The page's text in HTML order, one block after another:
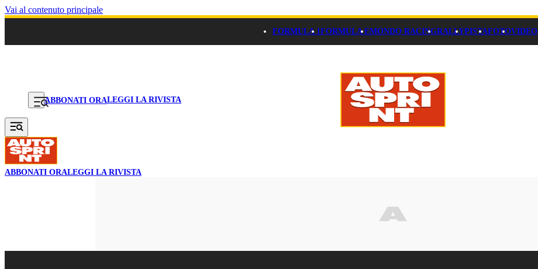
Vai al contenuto principale
FORMULA 1FORMULA EMONDO RACINGRALLYPISTAFOTOVIDEO
ABBONATI ORALEGGI LA RIVISTA
ABBONATI ORALEGGI LA RIVISTA